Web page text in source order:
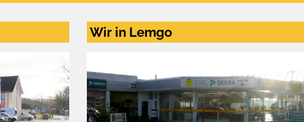
Wir in Lemgo